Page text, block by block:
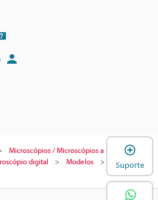
Microscópios / Microscópios a laser
digital Modelos
Lente de
Suporte